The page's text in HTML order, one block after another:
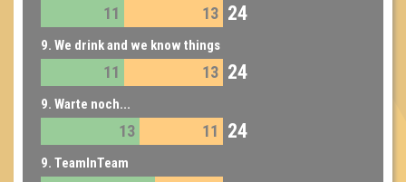
11 13 24
9. We drink and we know things
11 13 24
9. Warte noch...
13 11 24
9. TeamInTeam